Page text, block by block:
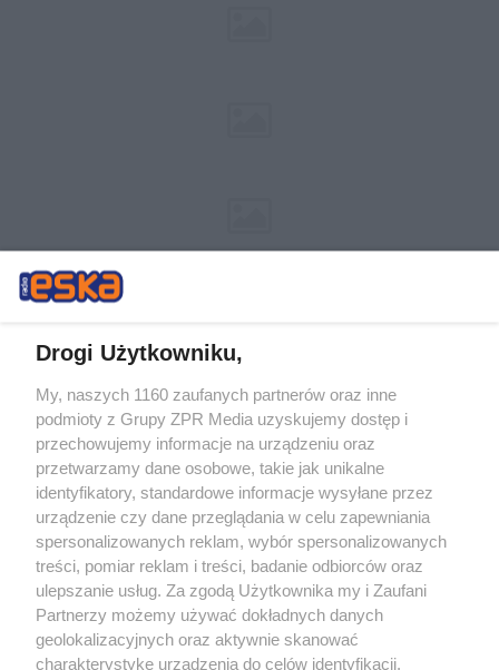
Żaden utwór zamieszczony w serwisie nie może być powielany i
rozpowszechniany lub dalej rozpowszechniany w jakikolwiek sposób (w
tym także elektroniczny lub mechaniczny) na jakimkolwiek polu
eksploatacji w jakiejkolwiek formie, włącznie z umieszczaniem w
Internecie bez pisemnej zgody właściciela praw. Jakiekolwiek użycie lub
wykorzystanie utworów w całości lub w części z naruszeniem prawa,
tzn. bez właściwej zgody, jest zabronione pod groźbą kary i może być
ścigane prawnie.
Drogi Użytkowniku,
My, naszych 1160 zaufanych partnerów oraz inne
podmioty z Grupy ZPR Media uzyskujemy dostęp i
przechowujemy informacje na urządzeniu oraz
przetwarzamy dane osobowe, takie jak unikalne
identyfikatory, standardowe informacje wysyłane przez
urządzenie czy dane przeglądania w celu zapewniania
spersonalizowanych reklam, wybór spersonalizowanych
treści, pomiar reklam i treści, badanie odbiorców oraz
ulepszanie usług. Za zgodą Użytkownika my i Zaufani
Partnerzy możemy używać dokładnych danych
geolokalizacyjnych oraz aktywnie skanować
charakterystykę urządzenia do celów identyfikacji.